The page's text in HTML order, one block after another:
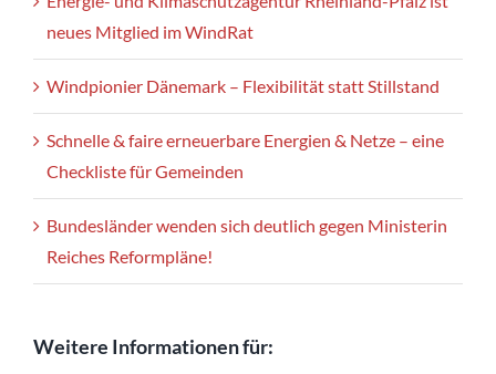
neues Mitglied im WindRat
Windpionier Dänemark – Flexibilität statt Stillstand
Schnelle & faire erneuerbare Energien & Netze – eine
Checkliste für Gemeinden
Bundesländer wenden sich deutlich gegen Ministerin
Reiches Reformpläne!
Weitere Informationen für: